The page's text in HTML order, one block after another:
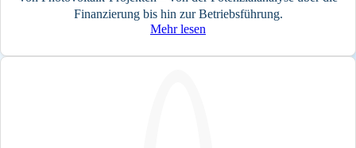
Finanzierung bis hin zur Betriebsführung.
Mehr lesen